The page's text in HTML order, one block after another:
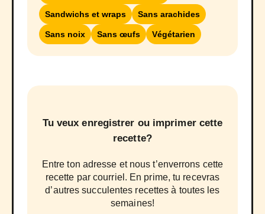
Sandwichs et wraps Sans arachides
Sans noix Sans œufs Végétarien
Tu veux enregistrer ou imprimer cette
recette?
Entre ton adresse et nous t’enverrons cette
recette par courriel. En prime, tu recevras
d’autres succulentes recettes à toutes les
semaines!